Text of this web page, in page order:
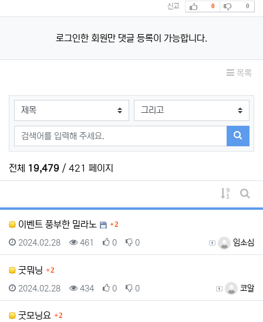
신고 추천
0 비추천
0
로그인한 회원만 댓글 등록이 가능합니다.
목록
검색대상
검색어
검색하
전체 19,479 / 421 페이지
게시물
게시
이벤트 풍부한 밀라노 댓글
2
등록자 임소심
등록일
2024.02.28 조회
461 추천
0 비추천
0
굿뭐닝 댓글
2
등록자 코알
등록일
2024.02.28 조회
434 추천
0 비추천
0
굿모닝요 댓글
2